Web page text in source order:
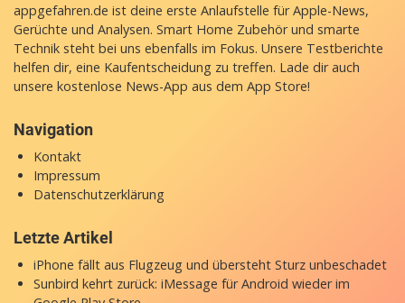
appgefahren.de ist deine erste Anlaufstelle für Apple-News,
Gerüchte und Analysen. Smart Home Zubehör und smarte
Technik steht bei uns ebenfalls im Fokus. Unsere Testberichte
helfen dir, eine Kaufentscheidung zu treffen. Lade dir auch
unsere kostenlose News-App aus dem App Store!
Navigation
Kontakt
Impressum
Datenschutzerklärung
Letzte Artikel
iPhone fällt aus Flugzeug und übersteht Sturz unbeschadet
Sunbird kehrt zurück: iMessage für Android wieder im